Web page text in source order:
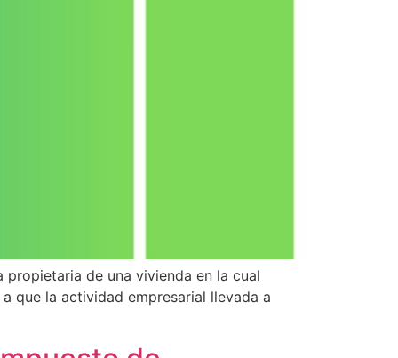
de una vivienda en la cual
que la actividad empresarial llevada a